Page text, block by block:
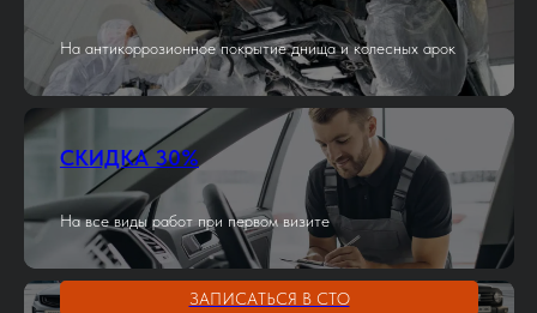
На антикоррозионное покрытие днища и колесных арок
СКИДКА 30%
На все виды работ при первом визите
ЗАПИСАТЬСЯ В СТО